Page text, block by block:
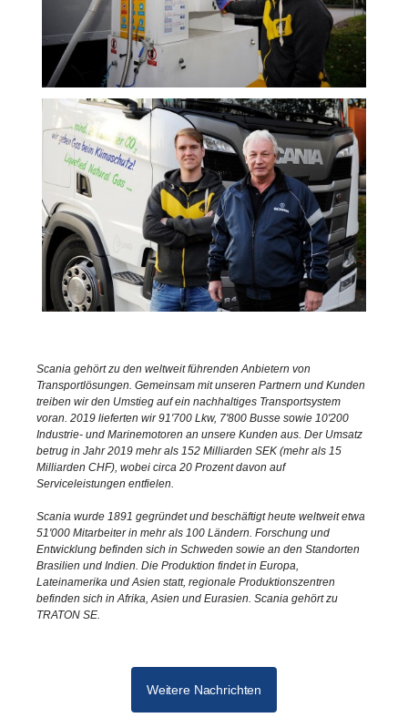
Scania gehört zu den weltweit führenden Anbietern von
Transportlösungen. Gemeinsam mit unseren Partnern und Kunden
treiben wir den Umstieg auf ein nachhaltiges Transportsystem
voran. 2019 lieferten wir 91'700 Lkw, 7'800 Busse sowie 10'200
Industrie- und Marinemotoren an unsere Kunden aus. Der Umsatz
betrug in Jahr 2019 mehr als 152 Milliarden SEK (mehr als 15
Milliarden CHF), wobei circa 20 Prozent davon auf
Serviceleistungen entfielen.
Scania wurde 1891 gegründet und beschäftigt heute weltweit etwa
51'000 Mitarbeiter in mehr als 100 Ländern. Forschung und
Entwicklung befinden sich in Schweden sowie an den Standorten
Brasilien und Indien. Die Produktion findet in Europa,
Lateinamerika und Asien statt, regionale Produktionszentren
befinden sich in Afrika, Asien und Eurasien. Scania gehört zu
TRATON SE.
Weitere Nachrichten